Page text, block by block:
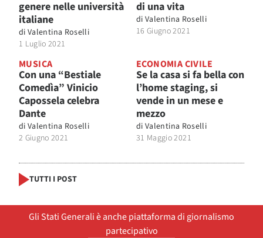
genere nelle università
italiane
di Valentina Roselli
1 Luglio 2021
di una vita
di Valentina Roselli
16 Giugno 2021
MUSICA
Con una “Bestiale
Comedìa” Vinicio
Capossela celebra
Dante
di Valentina Roselli
2 Giugno 2021
ECONOMIA CIVILE
Se la casa si fa bella con
l’home staging, si
vende in un mese e
mezzo
di Valentina Roselli
31 Maggio 2021
TUTTI I POST
Gli Stati Generali è anche piattaforma di giornalismo
partecipativo